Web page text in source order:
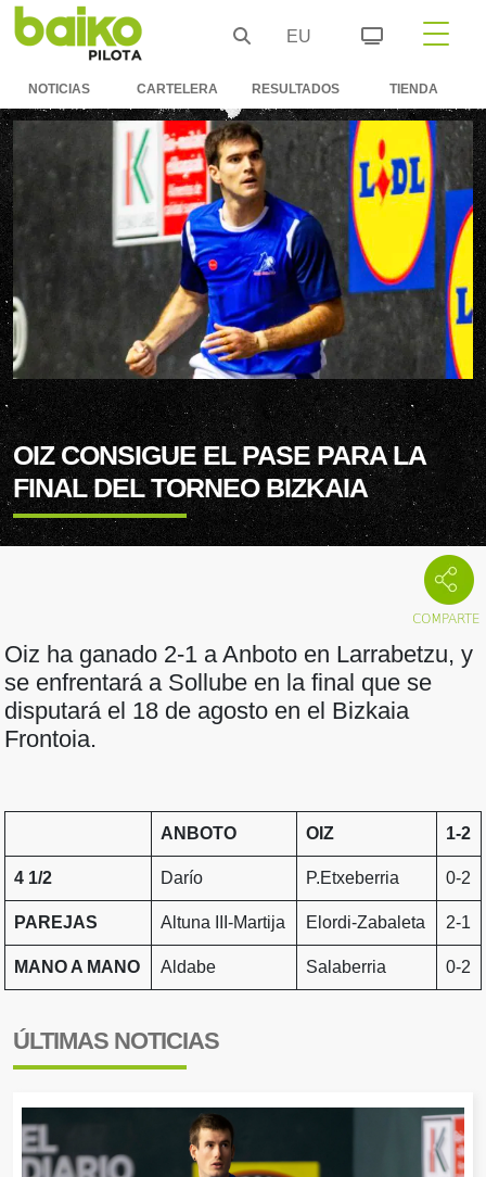
EU
NOTICIAS CARTELERA RESULTADOS TIENDA
OIZ CONSIGUE EL PASE PARA LA
FINAL DEL TORNEO BIZKAIA
Oiz ha ganado 2-1 a Anboto en Larrabetzu, y
se enfrentará a Sollube en la final que se
disputará el 18 de agosto en el Bizkaia
Frontoia.
ANBOTO OIZ 1-2
4 1/2 Darío P.Etxeberria 0-2
PAREJAS Altuna III-Martija Elordi-Zabaleta 2-1
MANO A MANO Aldabe Salaberria 0-2
ÚLTIMAS NOTICIAS